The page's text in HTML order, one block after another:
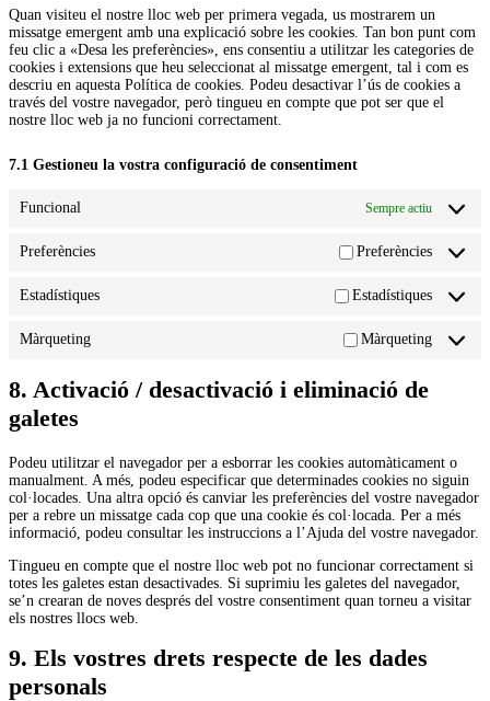
Quan visiteu el nostre lloc web per primera vegada, us mostrarem un
missatge emergent amb una explicació sobre les cookies. Tan bon punt com
feu clic a «Desa les preferències», ens consentiu a utilitzar les categories de
cookies i extensions que heu seleccionat al missatge emergent, tal i com es
descriu en aquesta Política de cookies. Podeu desactivar l’ús de cookies a
través del vostre navegador, però tingueu en compte que pot ser que el
nostre lloc web ja no funcioni correctament.
7.1 Gestioneu la vostra configuració de consentiment
Funcional Sempre actiu
Preferències Preferències
Estadístiques Estadístiques
Màrqueting Màrqueting
8. Activació / desactivació i eliminació de
galetes
Podeu utilitzar el navegador per a esborrar les cookies automàticament o
manualment. A més, podeu especificar que determinades cookies no siguin
col·locades. Una altra opció és canviar les preferències del vostre navegador
per a rebre un missatge cada cop que una cookie és col·locada. Per a més
informació, podeu consultar les instruccions a l’Ajuda del vostre navegador.
Tingueu en compte que el nostre lloc web pot no funcionar correctament si
totes les galetes estan desactivades. Si suprimiu les galetes del navegador,
se’n crearan de noves després del vostre consentiment quan torneu a visitar
els nostres llocs web.
9. Els vostres drets respecte de les dades
personals